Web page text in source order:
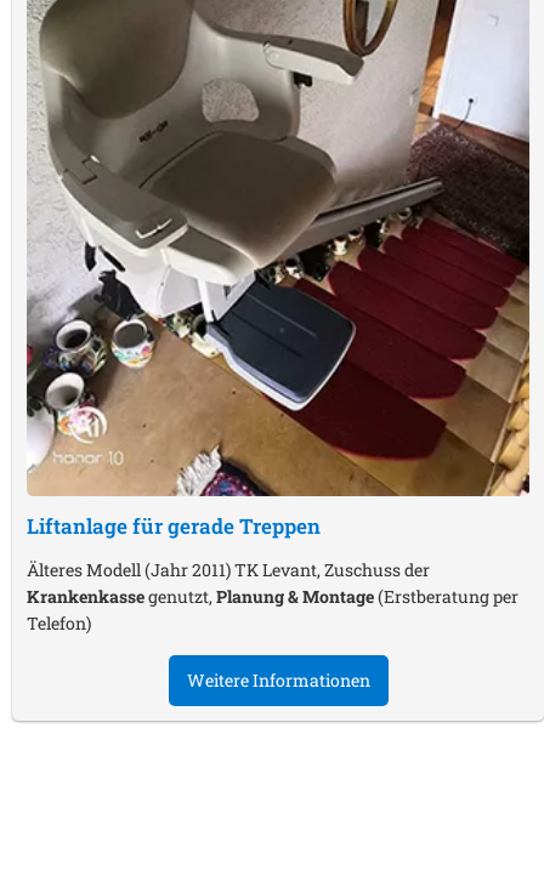
Liftanlage für gerade Treppen
Älteres Modell (Jahr 2011) TK Levant, Zuschuss der
Krankenkassegenutzt,Planung & Montage(Erstberatung per
Telefon)
Weitere Informationen